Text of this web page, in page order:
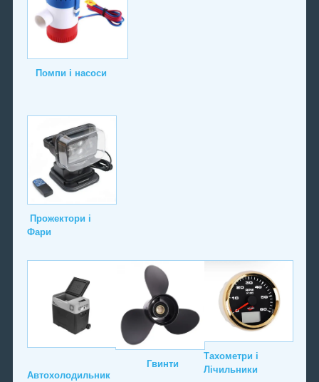
Помпи і насоси
Прожектори і
Фари
Автохолодильник
Гвинти
Тахометри і
Лічильники